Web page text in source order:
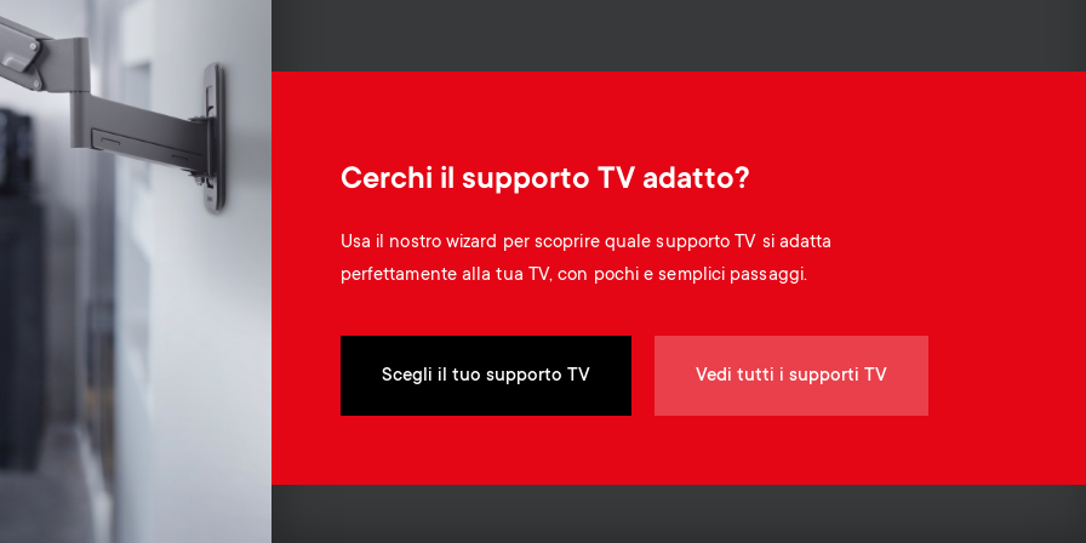
n
d
a
r
y
p
r
d
a
r
y
s
u
Cerchi il supporto TV adatto?
Usa il nostro wizard per scoprire quale supporto TV si adatta
perfettamente alla tua TV, con pochi e semplici passaggi.
Scegli il tuo supporto TV Vedi tutti i supporti TV